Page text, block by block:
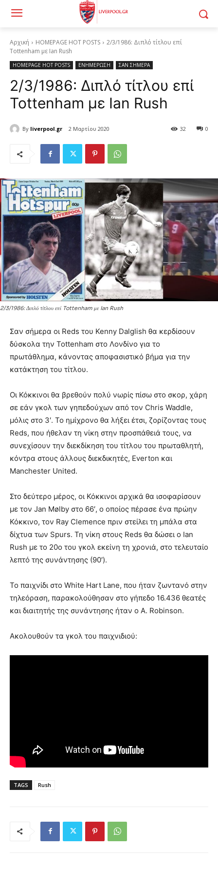
Αρχική HOMEPAGE HOT POSTS
2/3/1986: Διπλό τίτλου επί
Tottenham με Ian Rush
HOMEPAGE HOT POSTS ΕΝΗΜΕΡΩΣΗ ΣΑΝ ΣΗΜΕΡΑ
2/3/1986: Διπλό τίτλου επί
Tottenham με Ian Rush
By liverpool.gr 2 Μαρτίου 2020 0
32
2/3/1986: Διπλό τίτλου επί Tottenham με Ian Rush
Σαν σήμερα οι Reds του Kenny Dalglish θα κερδίσουν
δύσκολα την Tottenham στο Λονδίνο για το
πρωτάθλημα, κάνοντας αποφασιστικό βήμα για την
κατάκτηση του τίτλου.
Οι Κόκκινοι θα βρεθούν πολύ νωρίς πίσω στο σκορ, χάρη
σε εάν γκολ των γηπεδούχων από τον Chris Waddle,
μόλις στο 3′. Το ημίχρονο θα λήξει έτσι, ζορίζοντας τους
Reds, που ήθελαν τη νίκη στην προσπάθειά τους, να
συνεχίσουν την διεκδίκηση του τίτλου του πρωταθλητή,
κόντρα στους άλλους διεκδικητές, Everton και
Manchester United.
Στο δεύτερο μέρος, οι Κόκκινοι αρχικά θα ισοφαρίσουν
με τον Jan Mølby στο 66′, ο οποίος πέρασε ένα πρώην
Κόκκινο, τον Ray Clemence πριν στείλει τη μπάλα στα
δίχτυα των Spurs. Τη νίκη στους Reds θα δώσει ο Ian
Rush με το 20ο του γκολ εκείνη τη χρονιά, στο τελευταίο
λεπτό της συνάντησης (90′).
Το παιχνίδι στο White Hart Lane, που ήταν ζωντανό στην
τηλεόραση, παρακολούθησαν στο γήπεδο 16.436 θεατές
και διαιτητής της συνάντησης ήταν ο A. Robinson.
Ακολουθούν τα γκολ του παιχνιδιού:
TAGS Rush